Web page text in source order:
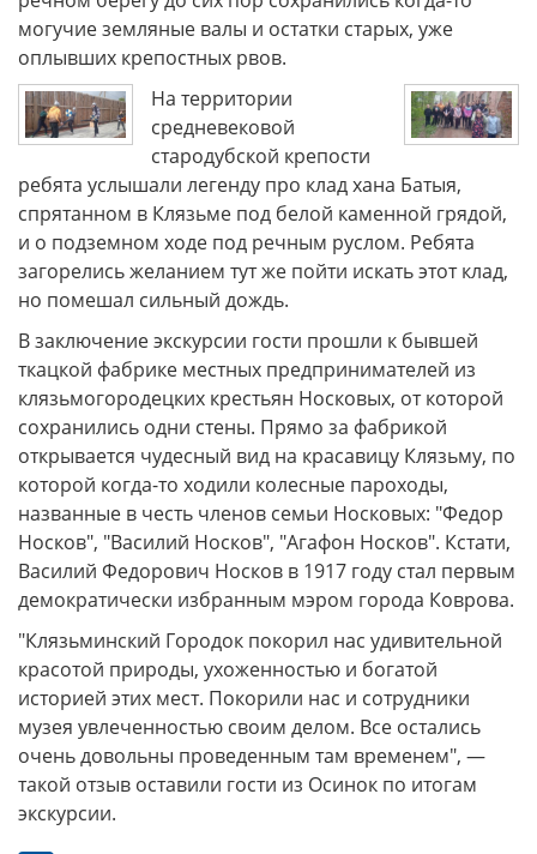
могучие земляные валы и остатки старых, уже
оплывших крепостных рвов.
На территории
средневековой
стародубской крепости
ребята услышали легенду про клад хана Батыя,
спрятанном в Клязьме под белой каменной грядой,
и о подземном ходе под речным руслом. Ребята
загорелись желанием тут же пойти искать этот клад,
но помешал сильный дождь.
В заключение экскурсии гости прошли к бывшей
ткацкой фабрике местных предпринимателей из
клязьмогородецких крестьян Носковых, от которой
сохранились одни стены. Прямо за фабрикой
открывается чудесный вид на красавицу Клязьму, по
которой когда-то ходили колесные пароходы,
названные в честь членов семьи Носковых: "Федор
Носков", "Василий Носков", "Агафон Носков". Кстати,
Василий Федорович Носков в 1917 году стал первым
демократически избранным мэром города Коврова.
"Клязьминский Городок покорил нас удивительной
красотой природы, ухоженностью и богатой
историей этих мест. Покорили нас и сотрудники
музея увлеченностью своим делом. Все остались
очень довольны проведенным там временем", —
такой отзыв оставили гости из Осинок по итогам
экскурсии.